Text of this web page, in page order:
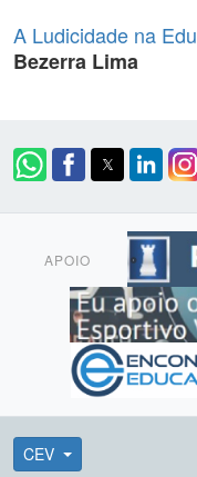
A Ludicidade na
Bezerra Lima
APOIO
CEV